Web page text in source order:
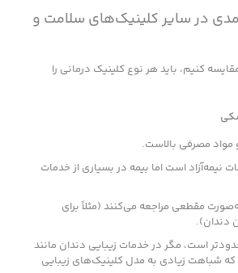
در سایر کلینیک‌های سلامت و
کنیم، باید هر نوع کلینیک درمانی را
مواد مصرفی بالاست.
نیمه‌آزاد است اما بیمه در بسیاری از خدمات
مقطعی مراجعه می‌کنند (مثلاً برای
دندان).
است، مگر در خدمات زیبایی دندان مانند
که شباهت زیادی به مدل کلینیک‌های زیبایی